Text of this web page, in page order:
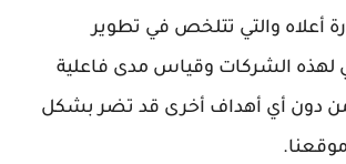
أعلاه والتي تتلخص في تطوير
لهذه الشركات وقياس مدى فاعلية
من دون أي أهداف أخرى قد تضر بشكل
موقعنا.